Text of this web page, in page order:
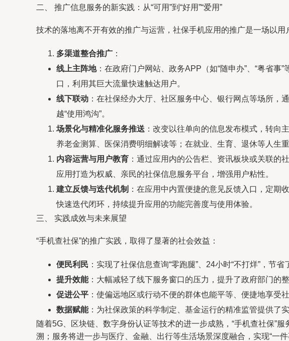
二、 推广信息服务的新实践：从“可用”到“好用”“爱用”
技术的落地离不开有效的推广与运营，社保手机应用的推广是一场以用
多渠道整合推广 ：
线上主阵地：在政府门户网站、政务APP（如“随申办”、“粤省
口，利用其巨大流量快速触达用户。
线下联动 ：在社保经办大厅、社区服务中心、银行网点等场所
越“使用鸿沟”。
场景化与精准化服务推送 ：改变以往单向的信息发布模式，转向
养老金测算、医保消费明细解读等；在就业、生育、退休等人生
内容运营与用户教育 ：通过应用内的公告栏、资讯板块或关联的
应用打造为权威、亲民的社保信息服务平台，增强用户粘性。
建立反馈与迭代机制 ：在应用中内置便捷的意见反馈入口，定期
快速迭代闭环，持续提升应用的功能完善度与使用体验。
三、 实践成效与未来展望
“手机查社保”的推广实践，取得了显著的社会效益：
便民利民 ：实现了社保信息查询“零跑腿”、24小时“不打烊”，节
提升效能：大幅减轻了线下服务窗口的压力，提升了政府部门的
促进公平 ：使偏远地区或行动不便的群体也能平等、便捷地享受
数据赋能：为社保政策的科学制定、基金运行的精准监管提供了实
随着5G、区块链、数字身份认证等技术的进一步成熟，“手机查社保”
溯；服务将进一步与医疗、金融、出行等生活场景深度融合，实现“一件